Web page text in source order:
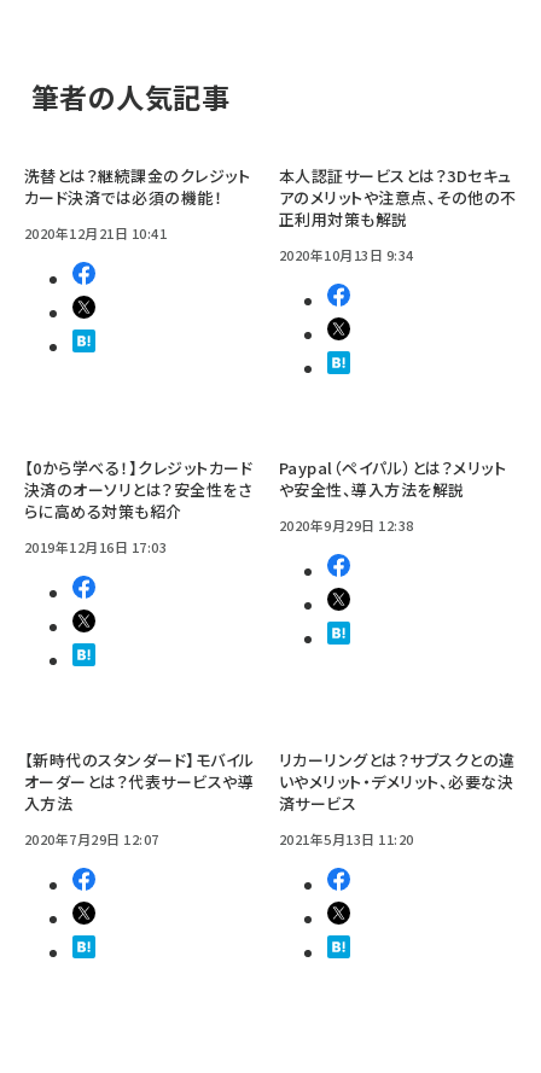
筆者の人気記事
洗替とは？継続課金のクレジット
カード決済では必須の機能！
2020年12月21日 10:41
本人認証サービスとは？3Dセキュ
アのメリットや注意点、その他の不
正利用対策も解説
2020年10月13日 9:34
【0から学べる！】クレジットカード
決済のオーソリとは？安全性をさ
らに高める対策も紹介
2019年12月16日 17:03
Paypal（ペイパル）とは？メリット
や安全性、導入方法を解説
2020年9月29日 12:38
【新時代のスタンダード】モバイル
オーダーとは？代表サービスや導
入方法
2020年7月29日 12:07
リカーリングとは？サブスクとの違
いやメリット・デメリット、必要な決
済サービス
2021年5月13日 11:20